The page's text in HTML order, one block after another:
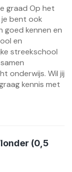
Op het
bent ook
goed kennen en
en
streekschool
onderwijs. Wil jij
kennis met
(0,5